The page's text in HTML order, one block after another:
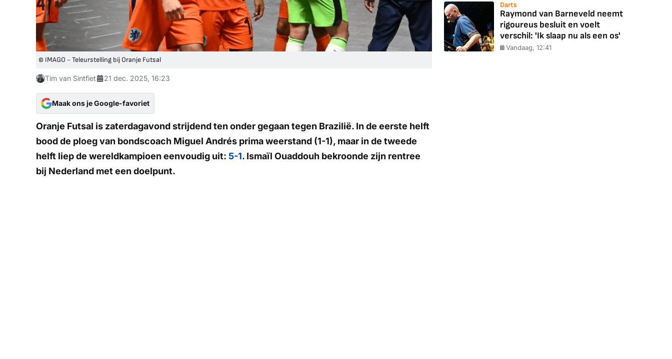
© IMAGO - Teleurstelling bij Oranje Futsal
Tim van Sintfiet 21 dec. 2025, 16:23
Maak ons je Google-favoriet
Oranje Futsal is zaterdagavond strijdend ten onder gegaan tegen Brazilië. In de eerste helft
bood de ploeg van bondscoach Miguel Andrés prima weerstand (1-1), maar in de tweede
helft liep de wereldkampioen eenvoudig uit: 5-1. Ismaïl Ouaddouh bekroonde zijn rentree
bij Nederland met een doelpunt.
Darts
Raymond van Barneveld neemt
rigoureus besluit en voelt
verschil: 'Ik slaap nu als een os'
Vandaag, 12:41